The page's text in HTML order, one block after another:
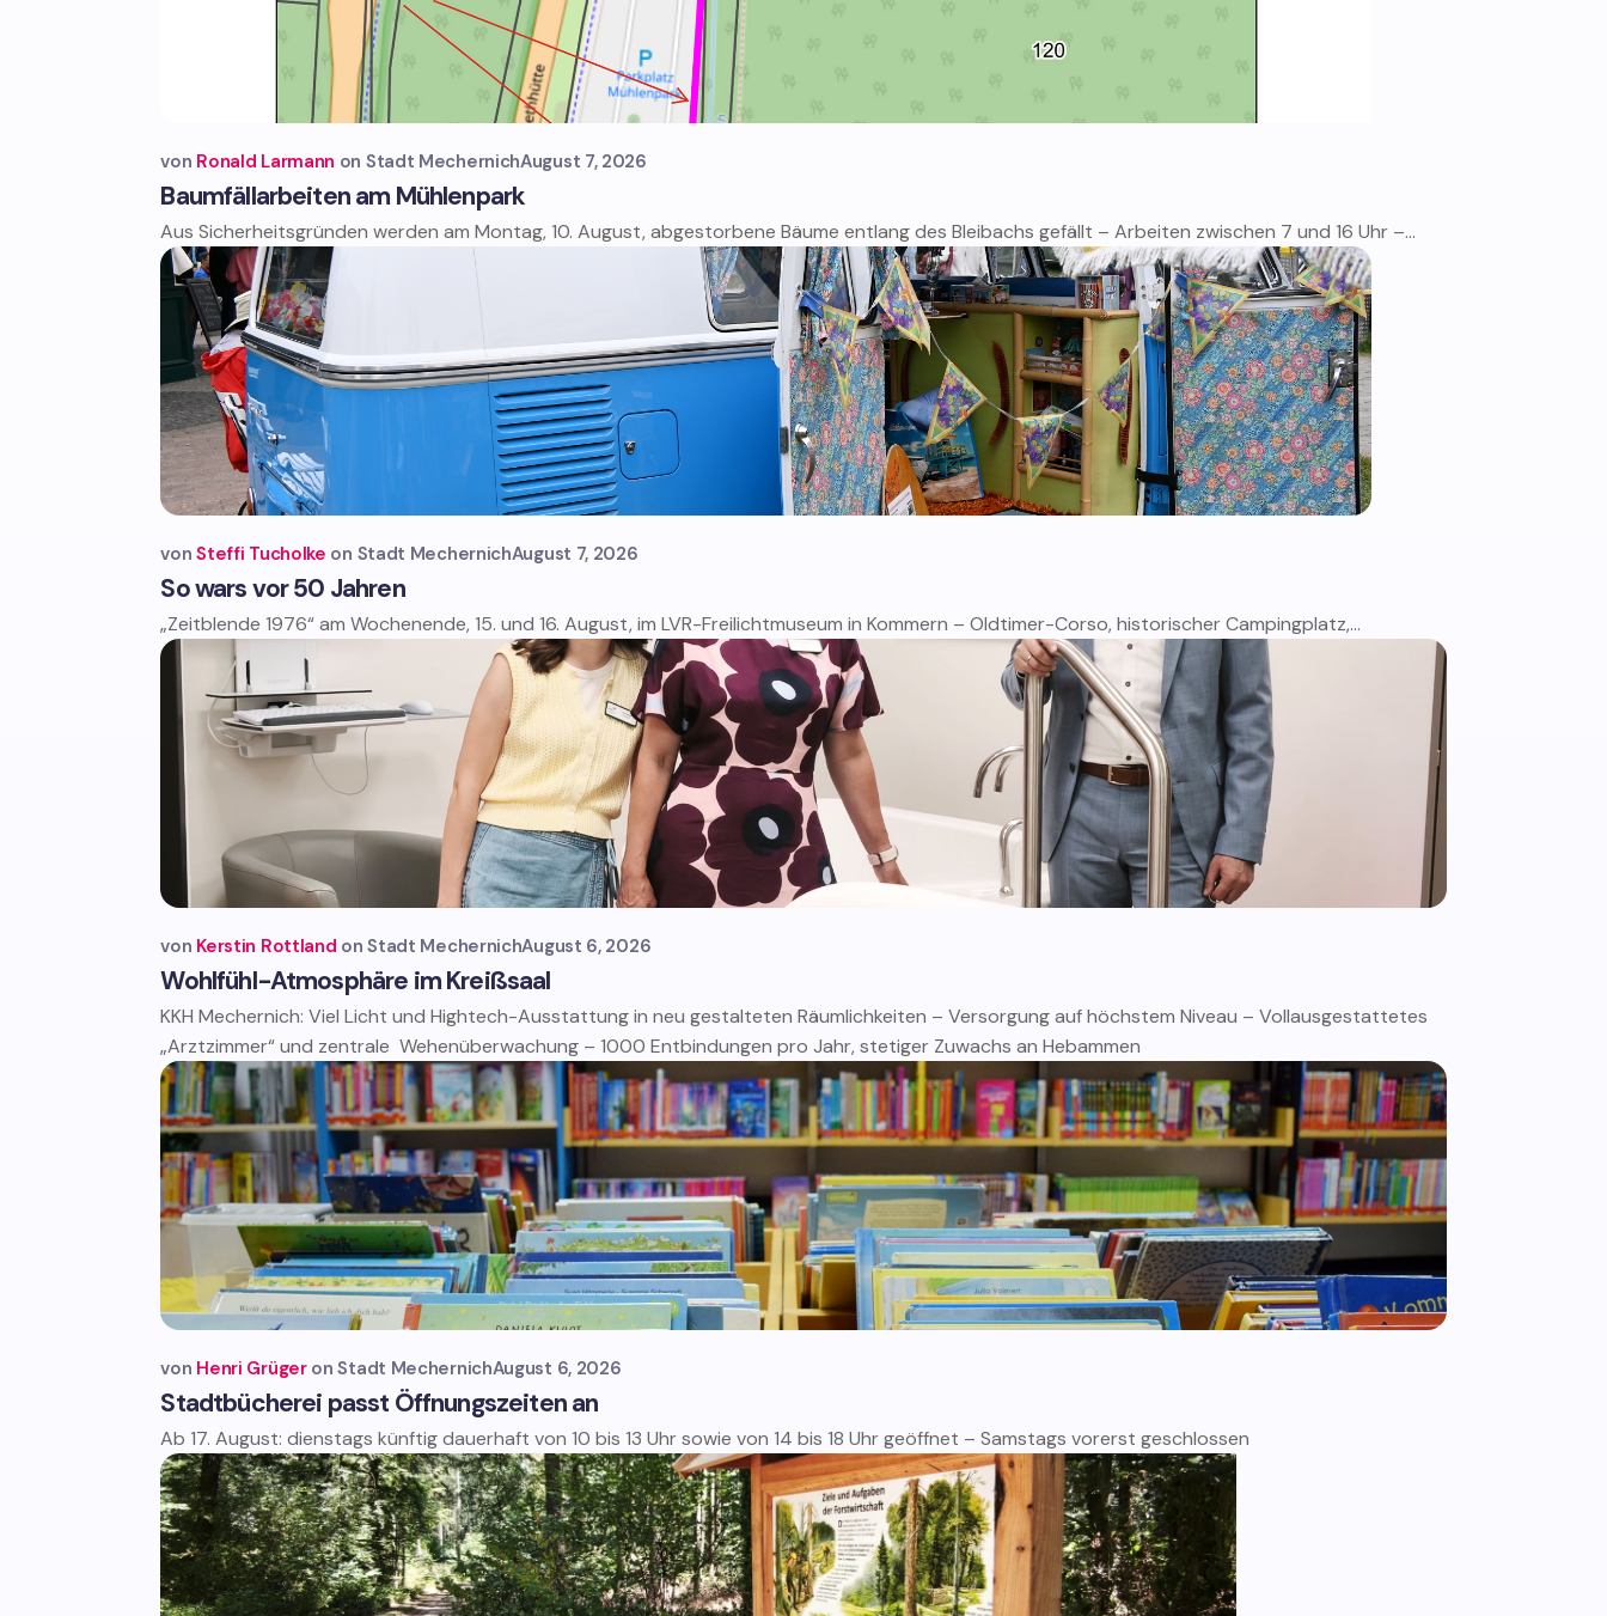
Baumfällarbeiten am Mühlenpark
von Ronald Larmann Stadt MechernichAugust 7, 2026
Aus Sicherheitsgründen werden am Montag, 10. August, abgestorbene Bäume entlang des Bleibachs gefällt – Arbeiten zwischen 7 und 16 Uhr –...
So wars vor 50 Jahren
vonSteffi Tucholke Stadt MechernichAugust 7, 2026
„Zeitblende 1976“ am Wochenende, 15. und 16. August, im LVR-Freilichtmuseum in Kommern – Oldtimer-Corso, historischer Campingplatz,...
Wohlfühl-Atmosphäre im Kreißsaal
von Kerstin Rottland Stadt MechernichAugust 6, 2026
KKH Mechernich: Viel Licht und Hightech-Ausstattung in neu gestalteten Räumlichkeiten – Versorgung auf höchstem Niveau – Vollausgestattetes
„Arztzimmer“ und zentrale Wehenüberwachung – 1000 Entbindungen pro Jahr, stetiger Zuwachs an Hebammen
Stadtbücherei passt Öffnungszeiten an
von Henri Grüger Stadt MechernichAugust 6, 2026
Ab 17. August: dienstags künftig dauerhaft von 10 bis 13 Uhr sowie von 14 bis 18 Uhr geöffnet – Samstags vorerst geschlossen